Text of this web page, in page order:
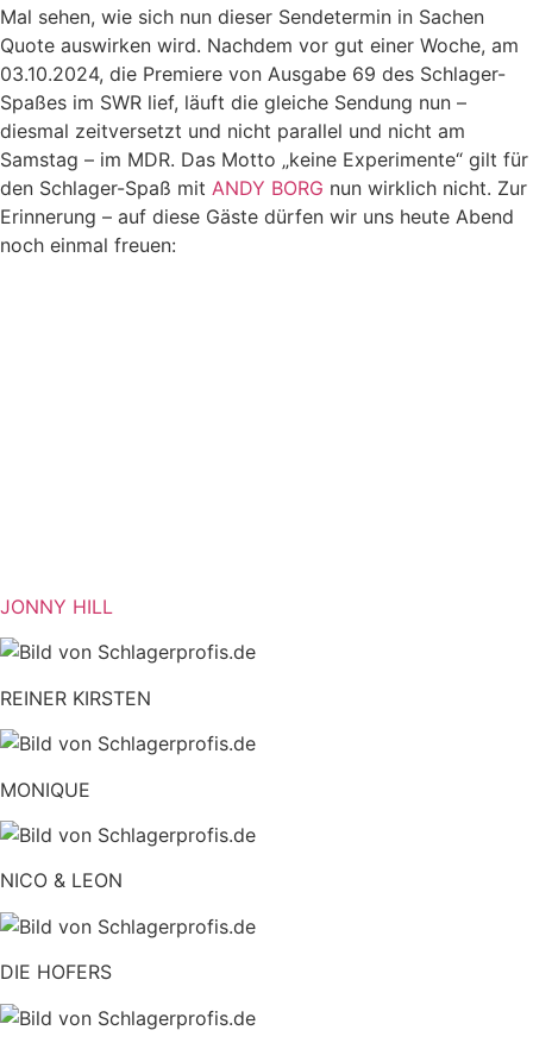
Mal sehen, wie sich nun dieser Sendetermin in Sachen
Quote auswirken wird. Nachdem vor gut einer Woche, am
03.10.2024, die Premiere von Ausgabe 69 des Schlager-
Spaßes im SWR lief, läuft die gleiche Sendung nun –
diesmal zeitversetzt und nicht parallel und nicht am
Samstag – im MDR. Das Motto „keine Experimente“ gilt für
den Schlager-Spaß mit ANDY BORG nun wirklich nicht. Zur
Erinnerung – auf diese Gäste dürfen wir uns heute Abend
noch einmal freuen:
JONNY HILL
REINER KIRSTEN
MONIQUE
NICO & LEON
DIE HOFERS